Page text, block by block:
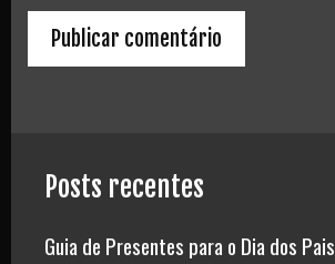
Posts recentes
Guia de Presentes para o Dia dos Pais